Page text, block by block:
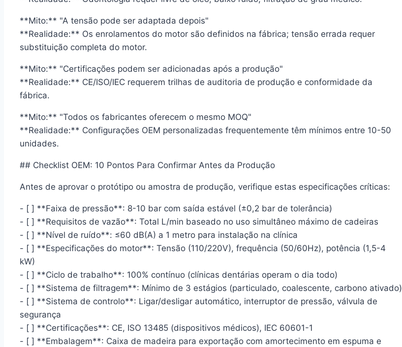
**Mito:** "A tensão pode ser adaptada depois"
**Realidade:** Os enrolamentos do motor são definidos na fábrica; tensão errada requer
substituição completa do motor.
**Mito:** "Certificações podem ser adicionadas após a produção"
**Realidade:** CE/ISO/IEC requerem trilhas de auditoria de produção e conformidade da
fábrica.
**Mito:** "Todos os fabricantes oferecem o mesmo MOQ"
**Realidade:** Configurações OEM personalizadas frequentemente têm mínimos entre 10-50
unidades.
## Checklist OEM: 10 Pontos Para Confirmar Antes da Produção
Antes de aprovar o protótipo ou amostra de produção, verifique estas especificações críticas:
- [ ] **Faixa de pressão**: 8-10 bar com saída estável (±0,2 bar de tolerância)
- [ ] **Requisitos de vazão**: Total L/min baseado no uso simultâneo máximo de cadeiras
- [ ] **Nível de ruído**: ≤60 dB(A) a 1 metro para instalação na clínica
- [ ] **Especificações do motor**: Tensão (110/220V), frequência (50/60Hz), potência (1,5-4
kW)
- [ ] **Ciclo de trabalho**: 100% contínuo (clínicas dentárias operam o dia todo)
- [ ] **Sistema de filtragem**: Mínimo de 3 estágios (particulado, coalescente, carbono ativado)
- [ ] **Sistema de controlo**: Ligar/desligar automático, interruptor de pressão, válvula de
segurança
- [ ] **Certificações**: CE, ISO 13485 (dispositivos médicos), IEC 60601-1
- [ ] **Embalagem**: Caixa de madeira para exportação com amortecimento em espuma e